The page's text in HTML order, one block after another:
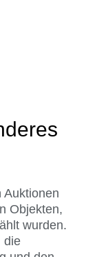
Auktionen
Objekten,
wurden.
die